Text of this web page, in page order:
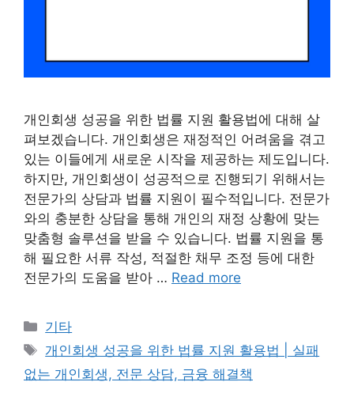
개인회생 성공을 위한 법률 지원 활용법에 대해 살
펴보겠습니다. 개인회생은 재정적인 어려움을 겪고
있는 이들에게 새로운 시작을 제공하는 제도입니다.
하지만, 개인회생이 성공적으로 진행되기 위해서는
전문가의 상담과 법률 지원이 필수적입니다. 전문가
와의 충분한 상담을 통해 개인의 재정 상황에 맞는
맞춤형 솔루션을 받을 수 있습니다. 법률 지원을 통
해 필요한 서류 작성, 적절한 채무 조정 등에 대한
전문가의 도움을 받아 … Read more
Categories
기타
Tags
개인회생 성공을 위한 법률 지원 활용법 | 실패
없는 개인회생, 전문 상담, 금융 해결책